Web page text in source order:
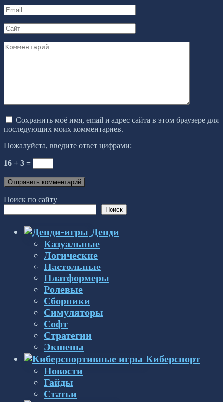
Email
*
Сайт
Комментарий
Сохранить моё имя, email и адрес сайта в этом браузере для
последующих моих комментариев.
Пожалуйста, введите ответ цифрами:
16 + 3 =
Поиск по сайту
Поиск
Денди
Казуальные
Логические
Настольные
Платформеры
Ролевые
Сборники
Симуляторы
Софт
Стратегии
Экшены
Киберспорт
Новости
Гайды
Статьи